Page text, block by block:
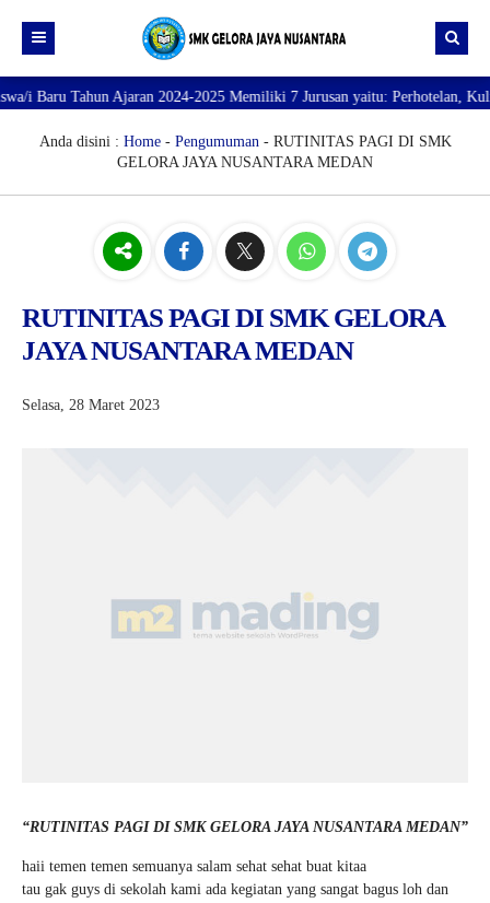
Beranda
Profil
DATA GURU
Tahun Ajaran 2024-2025 Memiliki 7 Jurusan yaitu: Perhotelan,
Anda disini : Home- Pengumuman- RUTINITAS PAGI DI SMK
GELORA JAYA NUSANTARA MEDAN
RUTINITAS PAGI DI SMK GELORA
JAYA NUSANTARA MEDAN
Selasa, 28 Maret 2023
“RUTINITAS PAGI DI SMK GELORA JAYA NUSANTARA MEDAN”
haii temen temen semuanya salam sehat sehat buat kitaa
tau gak guys di sekolah kami ada kegiatan yang sangat bagus loh dan